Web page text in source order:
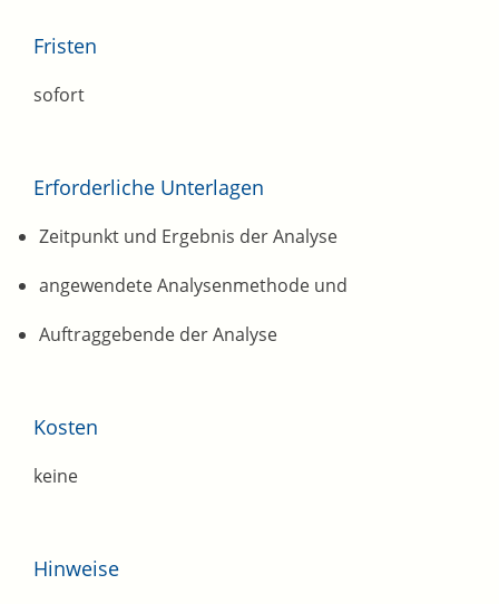
Fristen
sofort
Erforderliche Unterlagen
Zeitpunkt und Ergebnis der Analyse
angewendete Analysenmethode und
Auftraggebende der Analyse
Kosten
keine
Hinweise